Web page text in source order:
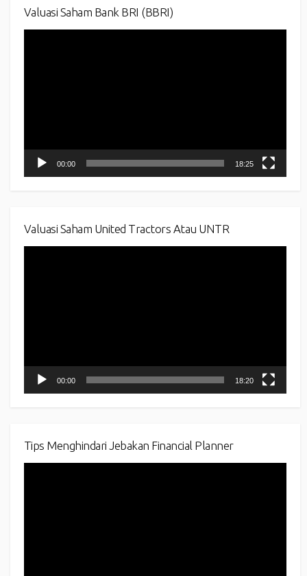
Valuasi Saham Bank BRI (BBRI)
00:00 18:25
Valuasi Saham United Tractors Atau UNTR
00:00 18:20
Tips Menghindari Jebakan Financial Planner